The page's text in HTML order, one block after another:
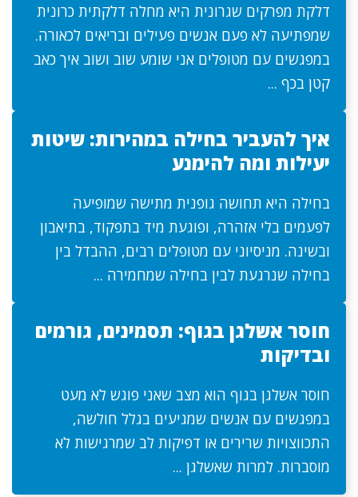
דלקת מפרקים שגרונית היא מחלה דלקתית כרונית
שמפתיעה לא פעם אנשים פעילים ובריאים לכאורה.
במפגשים עם מטופלים אני שומע שוב ושוב איך כאב
קטן בכף ...
איך להעביר בחילה במהירות: שיטות
יעילות ומה להימנע
בחילה היא תחושה גופנית מתישה שמופיעה
לפעמים בלי אזהרה, ופוגעת מיד בתפקוד, בתיאבון
ובשינה. מניסיוני עם מטופלים רבים, ההבדל בין
בחילה שנרגעת לבין בחילה שמחמירה ...
חוסר אשלגן בגוף: תסמינים, גורמים
ובדיקות
חוסר אשלגן בגוף הוא מצב שאני פוגש לא מעט
במפגשים עם אנשים שמגיעים בגלל חולשה,
התכווצויות שרירים או דפיקות לב שמרגישות לא
מוסברות. למרות שאשלגן ...